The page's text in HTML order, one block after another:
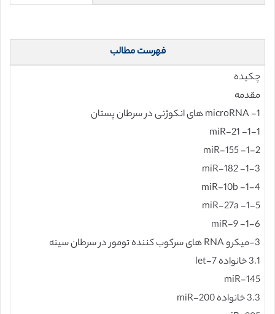
فهرست مطالب
چکیده
مقدمه
1- microRNA های انکوژنی در سرطان پستان
1-1- miR-21
1-2- miR-155
1-3- miR-182
1-4- miR-10b
1-5- miR-27a
1-6- miR-9
3-میکرو RNA های سرکوب کننده تومور در سرطان سینه
3.1 خانواده let-7
miR-145
3.3 خانواده miR-200